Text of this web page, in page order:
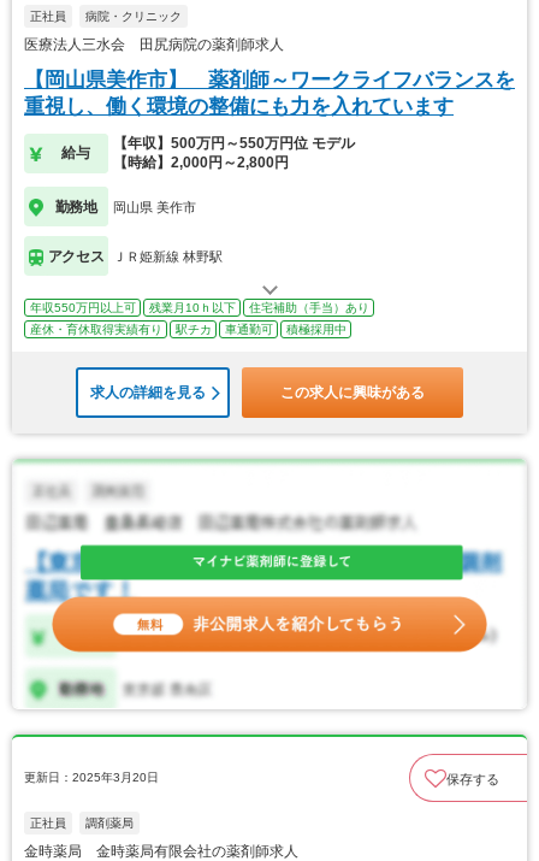
正社員 病院・クリニック
医療法人三水会 田尻病院の薬剤師求人
【岡山県美作市】 薬剤師～ワークライフバランスを
重視し、働く環境の整備にも力を入れています
給与
【年収】500万円～550万円位 モデル
【時給】2,000円～2,800円
勤務地 岡山県 美作市
アクセス ＪＲ姫新線 林野駅
年収550万円以上可 残業月10ｈ以下
住宅補助（手当）あり
産休・育休取得実績有り
駅チカ 車通勤可 積極採用中
求人の詳細を見る この求人に興味がある
更新日：2025年3月20日 保存する
正社員 調剤薬局
金時薬局 金時薬局有限会社の薬剤師求人